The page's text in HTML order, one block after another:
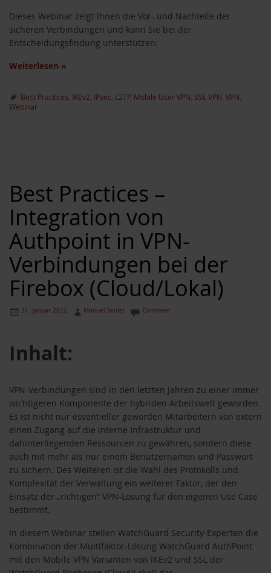
Dieses Webinar zeigt Ihnen die Vor- und Nachteile der
sicheren Verbindungen und kann Sie bei der
Entscheidungsfindung unterstützen:
Weiterlesen »
Best Practices IKEv2 IPsec L2TP, Mobile User VPN SSL VPN VPN
Webinar
Best Practices –
Integration von
Authpoint in VPN-
Verbindungen bei der
Firebox (Cloud/Lokal)
31. Januar 2022 Manuel Seidel Comment
Inhalt:
VPN-Verbindungen sind in den letzten Jahren zu einer immer
wichtigeren Komponente der hybriden Arbeitswelt geworden.
Es ist nicht nur essentieller geworden Mitarbeitern von extern
einen Zugang auf die interne Infrastruktur und
dahinterliegenden Ressourcen zu gewähren, sondern diese
auch mit mehr als nur einem Benutzernamen und Passwort
zu sichern. Des Weiteren ist die Wahl des Protokolls und
Komplexität der Verwaltung ein weiterer Faktor, der den
Einsatz der „richtigen“ VPN-Lösung für den eigenen Use Case
bestimmt.
In diesem Webinar stellen WatchGuard Security-Experten die
Kombination der Multifaktor-Lösung WatchGuard AuthPoint
mit den Mobile VPN Varianten von IKEv2 und SSL der